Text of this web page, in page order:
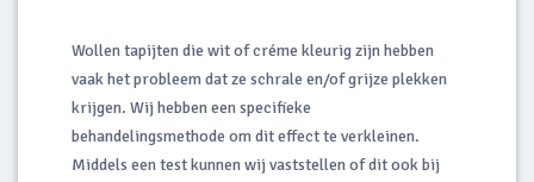
Wollen tapijten die wit of créme kleurig zijn hebben
vaak het probleem dat ze schrale en/of grijze plekken
krijgen. Wij hebben een specifieke
behandelingsmethode om dit effect te verkleinen.
Middels een test kunnen wij vaststellen of dit ook bij